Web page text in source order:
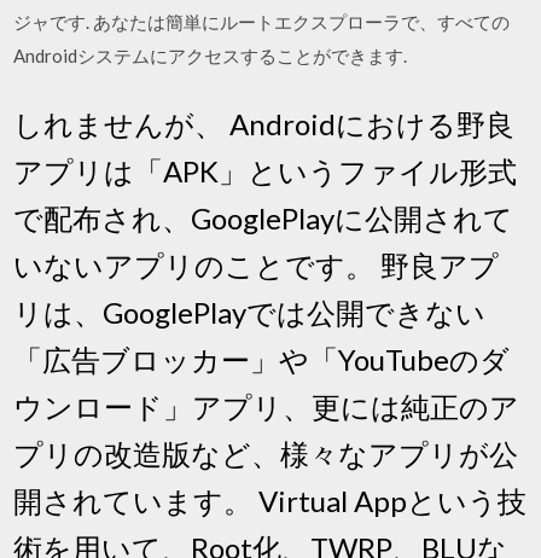
ジャです. あなたは簡単にルートエクスプローラで、すべての
Androidシステムにアクセスすることができます.
しれませんが、 Androidにおける野良
アプリは「APK」というファイル形式
で配布され、GooglePlayに公開されて
いないアプリのことです。 野良アプ
リは、GooglePlayでは公開できない
「広告ブロッカー」や「YouTubeのダ
ウンロード」アプリ、更には純正のア
プリの改造版など、様々なアプリが公
開されています。 Virtual Appという技
術を用いて、Root化、TWRP、BLUな